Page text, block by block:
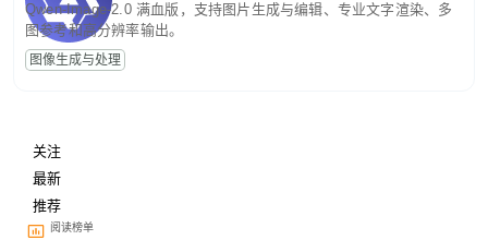
Qwen-Image-2.0 满血版，支持图片生成与编辑、专业文字渲染、多
图参考和高分辨率输出。
图像生成与处理
关注
最新
推荐
阅读榜单